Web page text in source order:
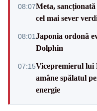
08:07Meta,
cel mai sever
08:01Japonia ordonă
Dolphin
07:15Vicepremierul lui
amâne spălatul
energie